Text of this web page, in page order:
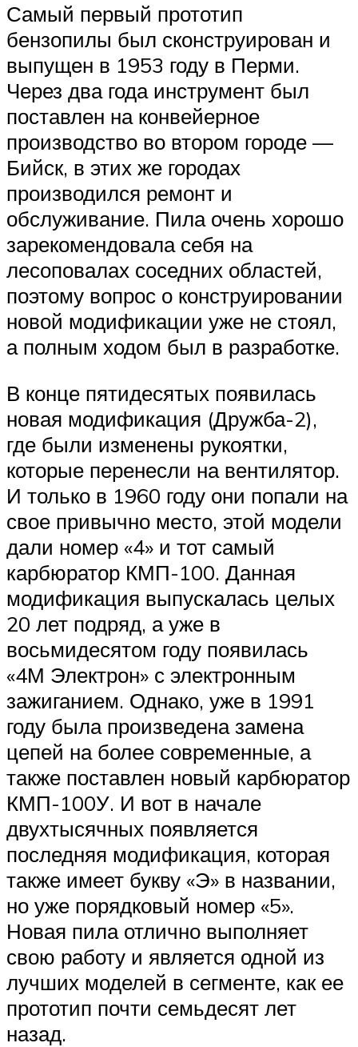
Самый первый прототип
бензопилы был сконструирован и
выпущен в 1953 году в Перми.
Через два года инструмент был
поставлен на конвейерное
производство во втором городе —
Бийск, в этих же городах
производился ремонт и
обслуживание. Пила очень хорошо
зарекомендовала себя на
лесоповалах соседних областей,
поэтому вопрос о конструировании
новой модификации уже не стоял,
а полным ходом был в разработке.
В конце пятидесятых появилась
новая модификация (Дружба-2),
где были изменены рукоятки,
которые перенесли на вентилятор.
И только в 1960 году они попали на
свое привычно место, этой модели
дали номер «4» и тот самый
карбюратор КМП-100. Данная
модификация выпускалась целых
20 лет подряд, а уже в
восьмидесятом году появилась
«4М Электрон» с электронным
зажиганием. Однако, уже в 1991
году была произведена замена
цепей на более современные, а
также поставлен новый карбюратор
КМП-100У. И вот в начале
двухтысячных появляется
последняя модификация, которая
также имеет букву «Э» в названии,
но уже порядковый номер «5».
Новая пила отлично выполняет
свою работу и является одной из
лучших моделей в сегменте, как ее
прототип почти семьдесят лет
назад.